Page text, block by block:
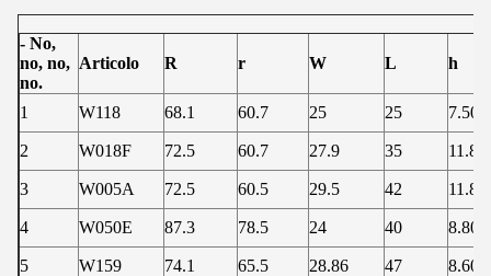
- No,
no, no,
no.
Articolo R r W L h
1 W118 68.1 60.7 25 25 7.50
2 W018F 72.5 60.7 27.9 35 11.80
3 W005A 72.5 60.5 29.5 42 11.80
4 W050E 87.3 78.5 24 40 8.80
5 W159 74.1 65.5 28.86 47 8.60